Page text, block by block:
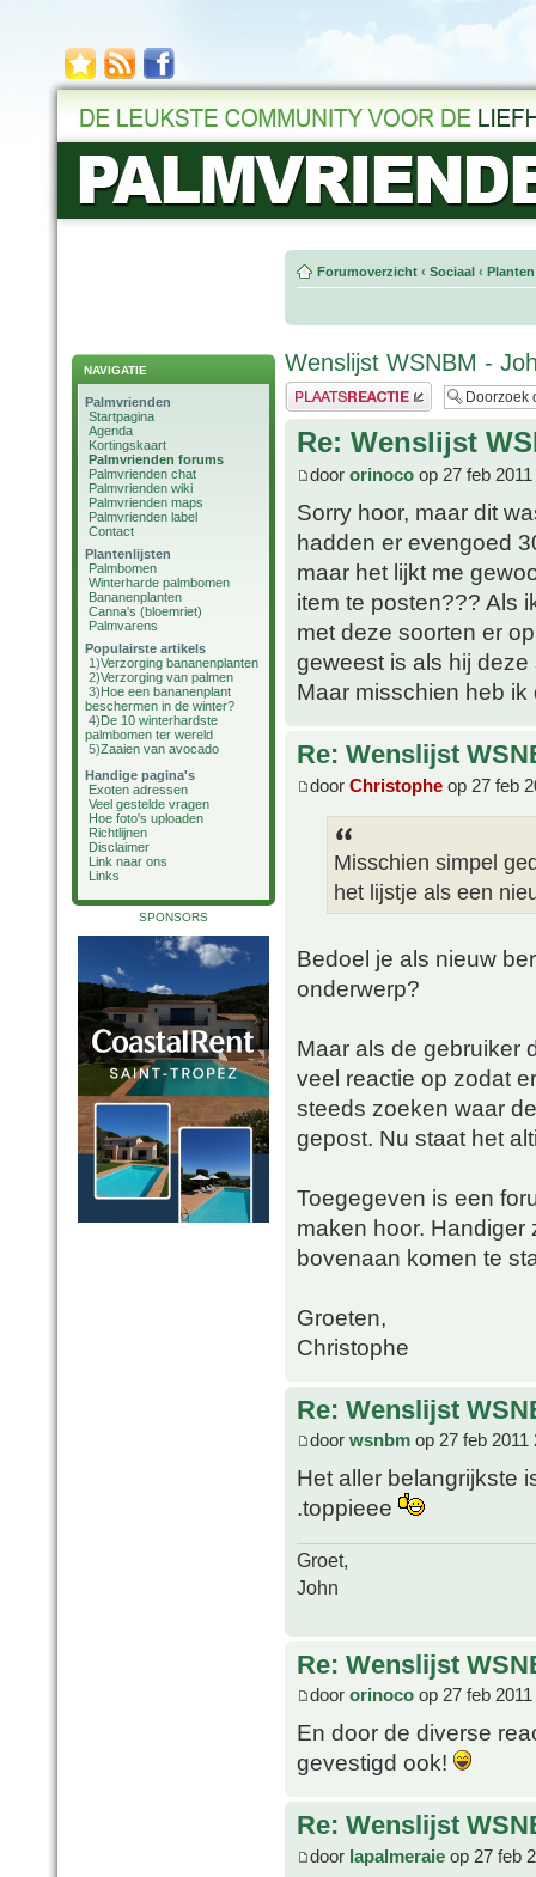
NAVIGATIE
Palmvrienden
Startpagina
Agenda
Kortingskaart
Palmvrienden forums
Palmvrienden chat
Palmvrienden wiki
Palmvrienden maps
Palmvrienden label
Contact
Plantenlijsten
Palmbomen
Winterharde palmbomen
Bananenplanten
Canna's (bloemriet)
Palmvarens
Populairste artikels
1)Verzorging bananenplanten
2)Verzorging van palmen
3)Hoe een bananenplant
beschermen in de winter?
4)De 10 winterhardste
palmbomen ter wereld
5)Zaaien van avocado
Handige pagina's
Exoten adressen
Veel gestelde vragen
Hoe foto's uploaden
Richtlijnen
Disclaimer
Link naar ons
Links
SPONSORS
Forumoverzicht ‹ Sociaal ‹
Wenslijst WSNBM -
Plaats een reactie
Re: Wenslijst
door orinoco op 27 feb
Sorry hoor, maar dit
hadden er evengoed
maar het lijkt me
item te posten??? Als
met deze soorten er
geweest is als hij
Maar misschien heb
Re: Wenslijst
door Christophe op 27 feb
Misschien simpel
het lijstje als een
Bedoel je als nieuw
onderwerp?
Maar als de gebruiker
veel reactie op zodat
steeds zoeken waar
gepost. Nu staat het
Toegegeven is een
maken hoor. Handiger
bovenaan komen te
Groeten,
Christophe
Re: Wenslijst
door wsnbm op 27 feb 2011
Het aller belangrijkste
.toppieee
Groet,
John
Re: Wenslijst
door orinoco op 27 feb
En door de diverse
gevestigd ook!
Re: Wenslijst
door lapalmeraie op 27 feb